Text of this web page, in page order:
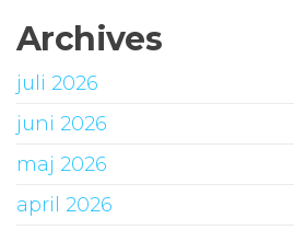
Archives
juli 2026
juni 2026
maj 2026
april 2026